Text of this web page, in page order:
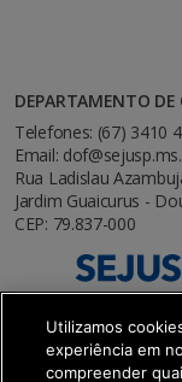
DEPARTAMENTO DE
Telefones: (67) 3410
Email:
Rua Ladislau
Jardim Guaicurus -
CEP: 79.837-000
Utilizamos
experiência em
compreender